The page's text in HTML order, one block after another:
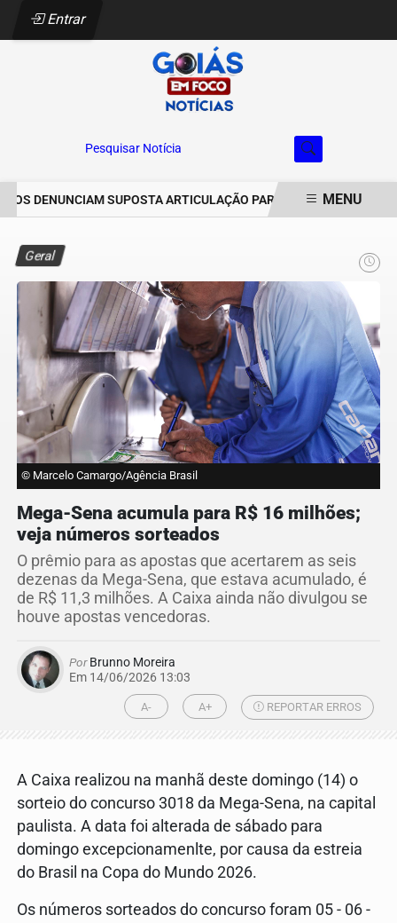
Entrar
Pesquisar Notícia
DENUNCIAM SUPOSTA ARTICULAÇÃO PARA INVASÕES DE
MENU
Geral
© Marcelo Camargo/Agência Brasil
Mega-Sena acumula para R$ 16 milhões;
veja números sorteados
O prêmio para as apostas que acertarem as seis
dezenas da Mega-Sena, que estava acumulado, é
de R$ 11,3 milhões. A Caixa ainda não divulgou se
houve apostas vencedoras.
PorBrunno Moreira
Em 14/06/2026 13:03
A- A+ REPORTAR ERROS
A Caixa realizou na manhã deste domingo (14) o
sorteio do concurso 3018 da Mega-Sena, na capital
paulista. A data foi alterada de sábado para
domingo excepcionamenlte, por causa da estreia
do Brasil na Copa do Mundo 2026.
Os números sorteados do concurso foram 05 - 06 -